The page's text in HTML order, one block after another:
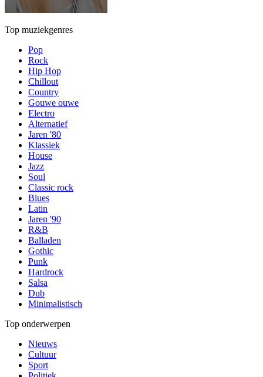
Top muziekgenres
Pop
Rock
Hip Hop
Chillout
Country
Gouwe ouwe
Electro
Alternatief
Jaren '80
Klassiek
House
Jazz
Soul
Classic rock
Blues
Latin
Jaren '90
R&B
Balladen
Gothic
Punk
Hardrock
Salsa
Dub
Minimalistisch
Top onderwerpen
Nieuws
Cultuur
Sport